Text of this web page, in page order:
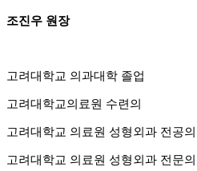
조진우 원장
고려대학교 의과대학 졸업
고려대학교의료원 수련의
고려대학교 의료원 성형외과 전공의
고려대학교 의료원 성형외과 전문의